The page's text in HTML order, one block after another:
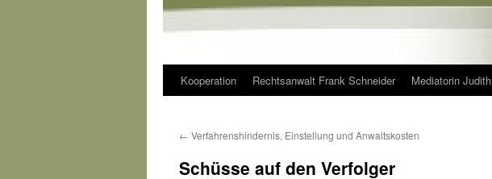
Zum
springen
Kooperation Rechtsanwalt Frank Schneider Mediatorin
← Verfahrenshindernis, Einstellung und Anwaltskosten
Schüsse auf den Verfolger